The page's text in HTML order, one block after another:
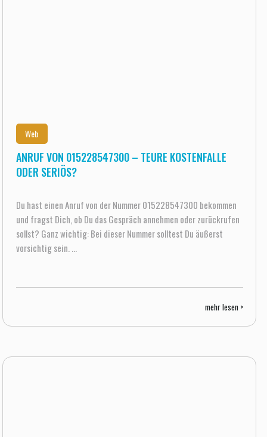
Web
ANRUF VON 015228547300 – TEURE KOSTENFALLE
ODER SERIÖS?
Du hast einen Anruf von der Nummer 015228547300 bekommen
und fragst Dich, ob Du das Gespräch annehmen oder zurückrufen
sollst? Ganz wichtig: Bei dieser Nummer solltest Du äußerst
vorsichtig sein. ...
mehr lesen >